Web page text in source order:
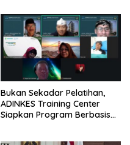
Bukan Sekadar Pelatihan,
ADINKES Training Center
Siapkan Program Berbasis